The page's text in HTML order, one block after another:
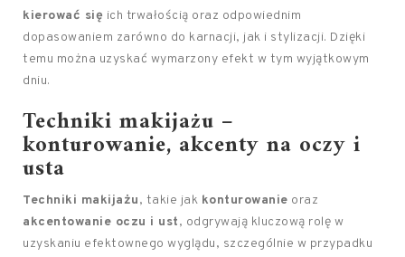
kierować się ich trwałością oraz odpowiednim
dopasowaniem zarówno do karnacji, jak i stylizacji. Dzięki
temu można uzyskać wymarzony efekt w tym wyjątkowym
dniu.
Techniki makijażu –
konturowanie, akcenty na oczy i
usta
Techniki makijażu, takie jak konturowanie oraz
akcentowanie oczu i ust, odgrywają kluczową rolę w
uzyskaniu efektownego wyglądu, szczególnie w przypadku